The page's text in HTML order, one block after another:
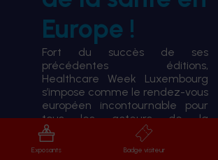
Europe !
Fort du succès de ses
précédentes éditions,
Healthcare Week Luxembourg
s’impose comme le rendez-vous
européen incontournable pour
tous les acteurs de la
transformation du système de
santé.
Exposants Badge visiteur